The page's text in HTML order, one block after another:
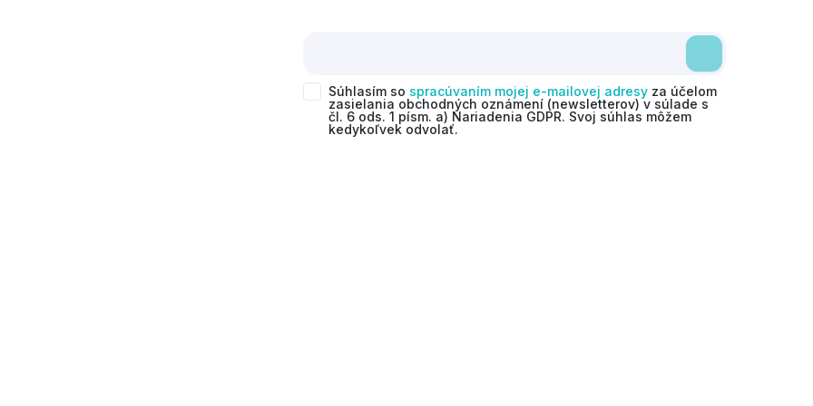
Súhlasím so spracúvaním mojej e-mailovej adresy za účelom
zasielania obchodných oznámení (newsletterov) v súlade s
čl. 6 ods. 1 písm. a) Nariadenia GDPR. Svoj súhlas môžem
kedykoľvek odvolať.